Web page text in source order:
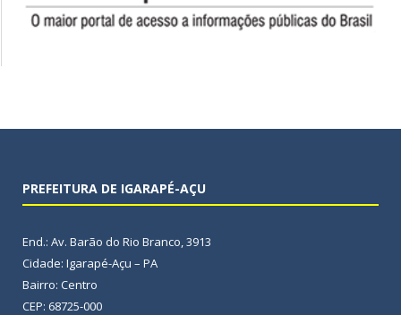
PREFEITURA DE IGARAPÉ-AÇU
End.: Av. Barão do Rio Branco, 3913
Cidade: Igarapé-Açu – PA
Bairro: Centro
CEP: 68725-000